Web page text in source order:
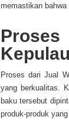
memastikan bahwa
Proses dari Jual
yang berkualitas.
baku tersebut
produk-produk